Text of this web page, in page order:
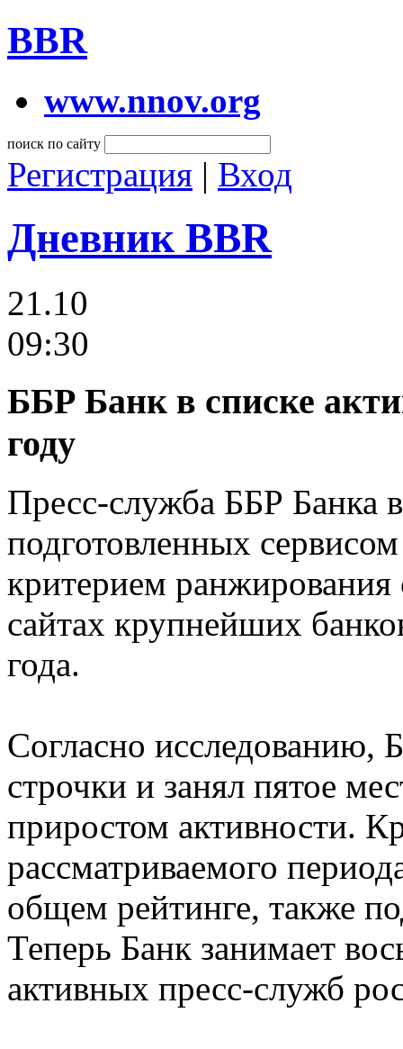
BBR
www.nnov.org
поиск по сайту
Регистрация | Вход
Дневник BBR
21.10
09:30
ББР Банк в списке
году
Пресс-служба ББР Банка
подготовленных
критерием ранжирования
сайтах крупнейших
года.
Согласно исследованию,
строчки и занял пятое
приростом активности.
рассматриваемого
общем рейтинге, также
Теперь Банк занимает
активных пресс-служб